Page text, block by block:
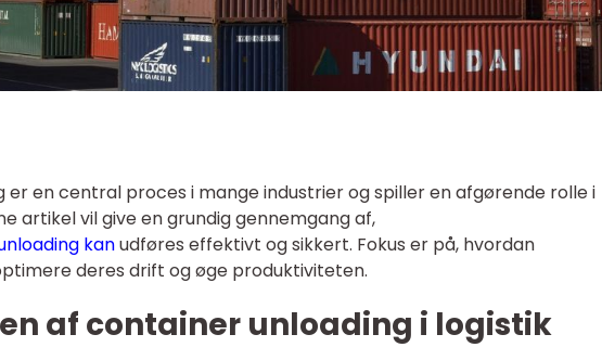
er en central proces i mange industrier og spiller en afgørende rolle i
artikel vil give en grundig gennemgang af,
kanudføres effektivt og sikkert. Fokus er på, hvordan
deres drift og øge produktiviteten.
af container unloading i logistik